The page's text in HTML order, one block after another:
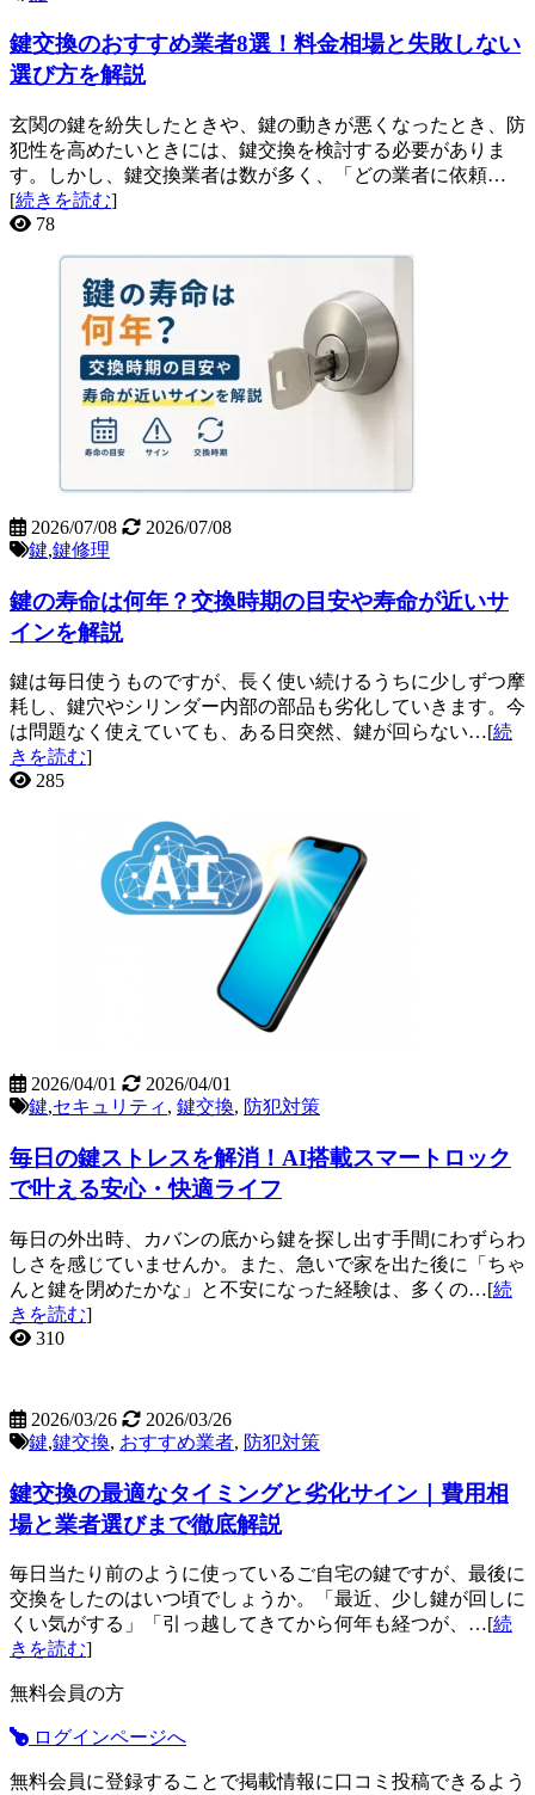
鍵交換のおすすめ業者8選！料金相場と失敗しない
選び方を解説
玄関の鍵を紛失したときや、鍵の動きが悪くなったとき、防
犯性を高めたいときには、鍵交換を検討する必要がありま
す。しかし、鍵交換業者は数が多く、「どの業者に依頼…
[続きを読む]
78
2026/07/08
2026/07/08
鍵,鍵修理
鍵の寿命は何年？交換時期の目安や寿命が近いサ
インを解説
鍵は毎日使うものですが、長く使い続けるうちに少しずつ摩
耗し、鍵穴やシリンダー内部の部品も劣化していきます。今
は問題なく使えていても、ある日突然、鍵が回らない…[続
きを読む]
285
2026/04/01
2026/04/01
鍵,セキュリティ , 鍵交換, 防犯対策
毎日の鍵ストレスを解消！AI搭載スマートロック
で叶える安心・快適ライフ
毎日の外出時、カバンの底から鍵を探し出す手間にわずらわ
しさを感じていませんか。また、急いで家を出た後に「ちゃ
んと鍵を閉めたかな」と不安になった経験は、多くの…[続
きを読む]
310
2026/03/26
2026/03/26
鍵,鍵交換, おすすめ業者, 防犯対策
鍵交換の最適なタイミングと劣化サイン｜費用相
場と業者選びまで徹底解説
毎日当たり前のように使っているご自宅の鍵ですが、最後に
交換をしたのはいつ頃でしょうか。「最近、少し鍵が回しに
くい気がする」「引っ越してきてから何年も経つが、…[続
きを読む]
無料会員の方
ログインページへ
無料会員に登録することで掲載情報に口コミ投稿できるよう